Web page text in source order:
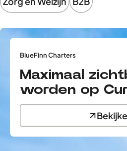
BlueFinn Charters
Maximaal
worden op